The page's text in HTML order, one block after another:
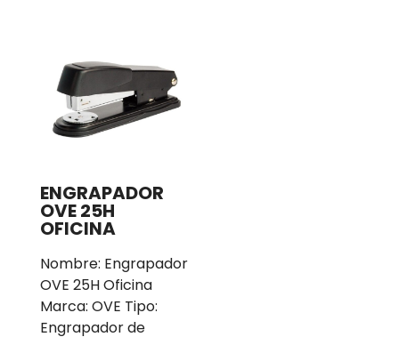
ENGRAPADOR
OVE 25H
OFICINA
Nombre: Engrapador
OVE 25H Oficina
Marca: OVE Tipo:
Engrapador de